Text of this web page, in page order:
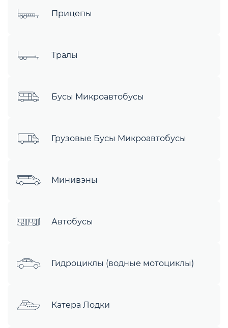
Прицепы
Тралы
Бусы Микроавтобусы
Грузовые Бусы Микроавтобусы
Минивэны
Автобусы
Гидроциклы (водные мотоциклы)
Катера Лодки